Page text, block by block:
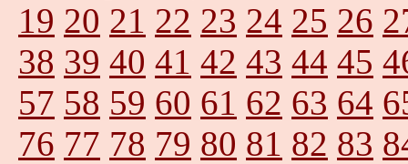
19 20 21 22 23 24 25 26
38 39 40 41 42 43 44 45
57 58 59 60 61 62 63 64
76 77 78 79 80 81 82 83